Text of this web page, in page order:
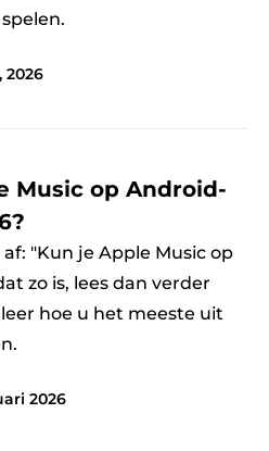
2026
Music op Android-
"Kun je Apple Music op
zo is, lees dan verder
hoe u het meeste uit
2026